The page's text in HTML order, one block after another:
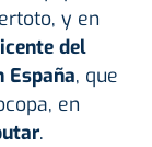
y en
del
España, que
en
.